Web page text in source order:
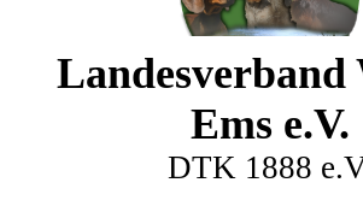
Landesverband
Ems e.V.
DTK 1888